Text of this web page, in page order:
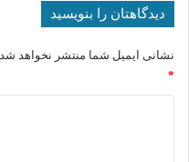
دیدگاهتان را بنویسید
نشانی ایمیل شما منتشر نخواهد شد.
*